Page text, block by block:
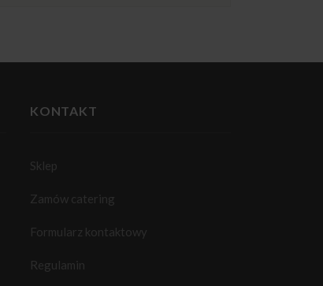
KONTAKT
Sklep
Zamów catering
Formularz kontaktowy
Regulamin